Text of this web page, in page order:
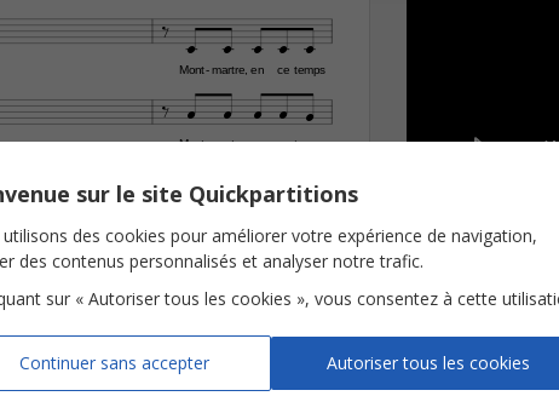
Mont martre,
- en ce temps
Mont martre,
- en ce temps
nêtres, Et si l'hum ble
- gar ni
- qui nous ser vait
- de
nêtres. ah
C‹
     
     
           
  
  
Détails de
Harmonisation
sur le site Quickpartitions
des cookies pour améliorer votre expérience de navigation,
des contenus personnalisés et analyser notre trafic.
sur « Autoriser tous les cookies », vous consentez à cette
Continuer sans accepter Autoriser tous les cookies